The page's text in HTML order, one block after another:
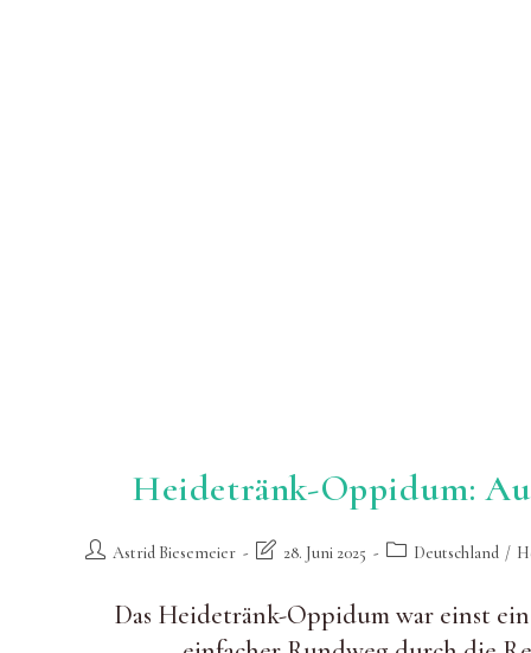
Heidetränk-Oppidum:
Beitrags-Astrid Biesemeier
Beitrag
geändert
am:
28. Juni 2025
Beitrags-Deutschland /
Das Heidetränk-Oppidum war einst